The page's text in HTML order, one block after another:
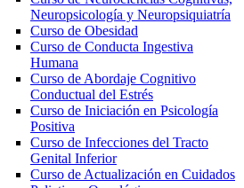
Neuropsicología y Neuropsiquiatría
Curso de Obesidad
Curso de Conducta Ingestiva
Humana
Curso de Abordaje Cognitivo
Conductual del Estrés
Curso de Iniciación en Psicología
Positiva
Curso de Infecciones del Tracto
Genital Inferior
Curso de Actualización en Cuidados